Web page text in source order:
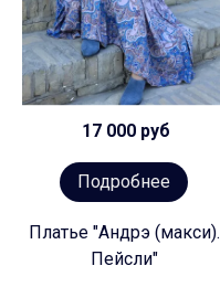
17 000 руб
Подробнее
Платье "Андрэ (макси).
Пейсли"